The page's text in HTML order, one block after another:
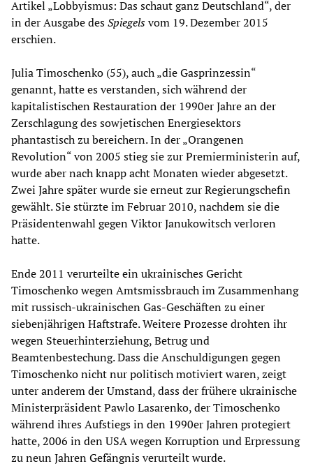
Artikel „Lobbyismus: Das schaut ganz Deutschland“, der
in der Ausgabe desSpiegelsvom 19. Dezember 2015
erschien.
Julia Timoschenko (55), auch „die Gasprinzessin“
genannt, hatte es verstanden, sich während der
kapitalistischen Restauration der 1990er Jahre an der
Zerschlagung des sowjetischen Energiesektors
phantastisch zu bereichern. In der „Orangenen
Revolution“ von 2005 stieg sie zur Premierministerin auf,
wurde aber nach knapp acht Monaten wieder abgesetzt.
Zwei Jahre später wurde sie erneut zur Regierungschefin
gewählt. Sie stürzte im Februar 2010, nachdem sie die
Präsidentenwahl gegen Viktor Janukowitsch verloren
hatte.
Ende 2011 verurteilte ein ukrainisches Gericht
Timoschenko wegen Amtsmissbrauch im Zusammenhang
mit russisch-ukrainischen Gas-Geschäften zu einer
siebenjährigen Haftstrafe. Weitere Prozesse drohten ihr
wegen Steuerhinterziehung, Betrug und
Beamtenbestechung. Dass die Anschuldigungen gegen
Timoschenko nicht nur politisch motiviert waren, zeigt
unter anderem der Umstand, dass der frühere ukrainische
Ministerpräsident Pawlo Lasarenko, der Timoschenko
während ihres Aufstiegs in den 1990er Jahren protegiert
hatte, 2006 in den USA wegen Korruption und Erpressung
zu neun Jahren Gefängnis verurteilt wurde.